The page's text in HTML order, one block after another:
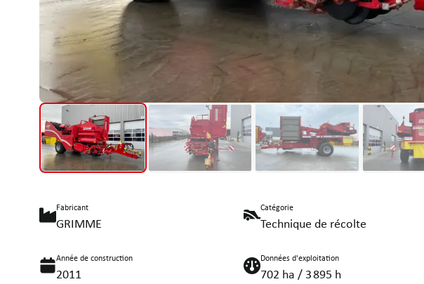
Fabricant
GRIMME
Catégorie
Technique de récolte
Année de construction
2011
Données d'exploitation
702 ha / 3 895 h